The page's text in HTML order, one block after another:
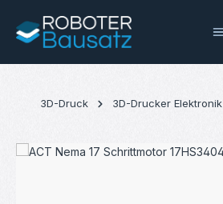
Zum Hauptinhalt springen
3D-Druck 3D-Drucker Elektronik
Bildergalerie überspringen